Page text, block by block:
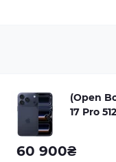
52 900₴